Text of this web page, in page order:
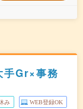
手Gr×事務
み WEB登録OK